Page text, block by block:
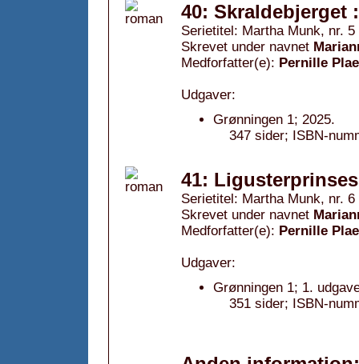
40: Skraldebjerget
Serietitel: Martha Munk, nr. 5
Skrevet under navnet
Medforfatter(e): Pernille
Udgaver:
Grønningen 1; 2025.
347 sider; ISBN-
41:
Serietitel: Martha Munk, nr. 6
Skrevet under navnet
Medforfatter(e): Pernille
Udgaver:
Grønningen 1; 1.
351 sider; ISBN-